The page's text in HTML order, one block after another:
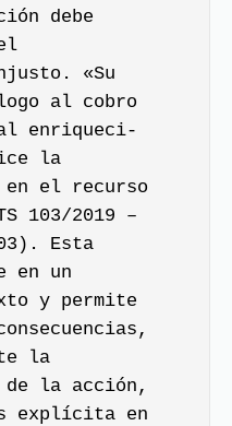
debe
«Su
al cobro
enriqueci-
la
en el recurso
103/2019 –
Esta
en un
y permite
la
la acción,
explícita en